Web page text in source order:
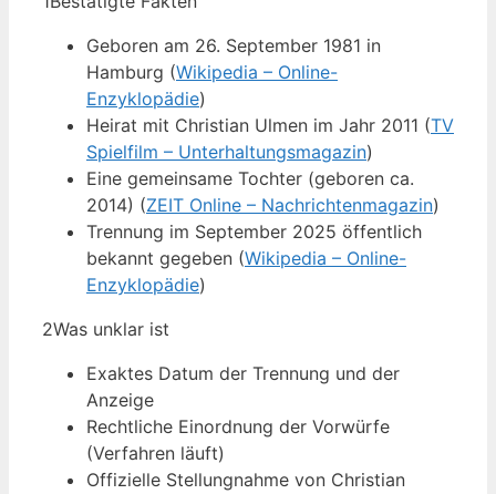
Geboren am 26. September 1981 in
Hamburg (Wikipedia – Online-
Enzyklopädie)
Heirat mit Christian Ulmen im Jahr 2011 (TV
Spielfilm – Unterhaltungsmagazin)
Eine gemeinsame Tochter (geboren ca.
2014) (ZEIT Online – Nachrichtenmagazin)
Trennung im September 2025 öffentlich
bekannt gegeben (Wikipedia – Online-
Enzyklopädie)
2Was unklar ist
Exaktes Datum der Trennung und der
Anzeige
Rechtliche Einordnung der Vorwürfe
(Verfahren läuft)
Offizielle Stellungnahme von Christian